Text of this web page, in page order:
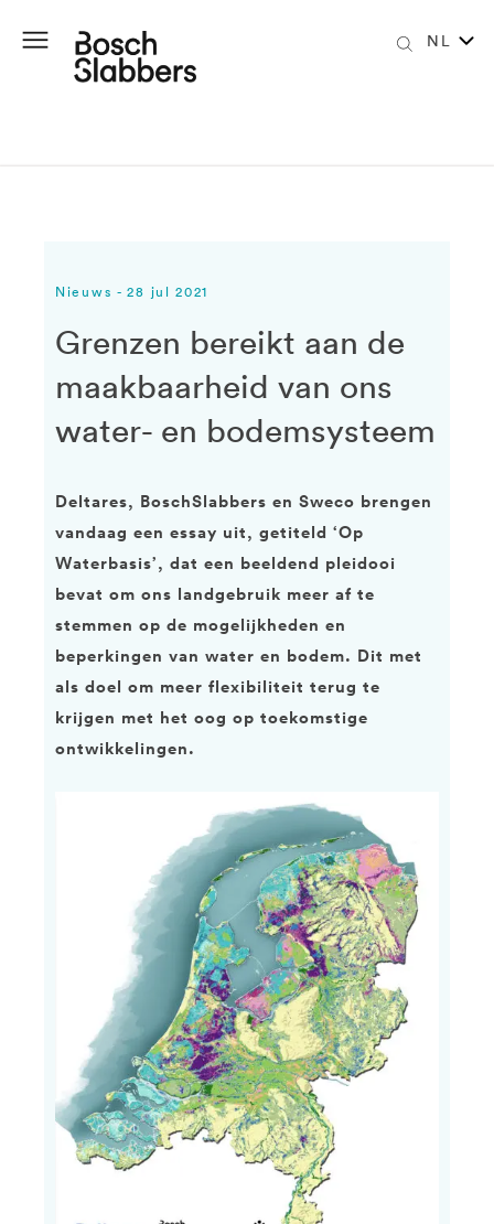
NL
Nieuws - 28 jul 2021
Grenzen bereikt aan de
maakbaarheid van ons
water- en bodemsysteem
Deltares, BoschSlabbers en Sweco brengen
vandaag een essay uit, getiteld ‘Op
Waterbasis’, dat een beeldend pleidooi
bevat om ons landgebruik meer af te
stemmen op de mogelijkheden en
beperkingen van water en bodem. Dit met
als doel om meer flexibiliteit terug te
krijgen met het oog op toekomstige
ontwikkelingen.